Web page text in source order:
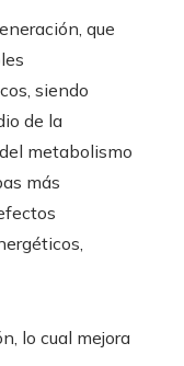
que
siendo
de la
metabolismo
más
lo cual mejora